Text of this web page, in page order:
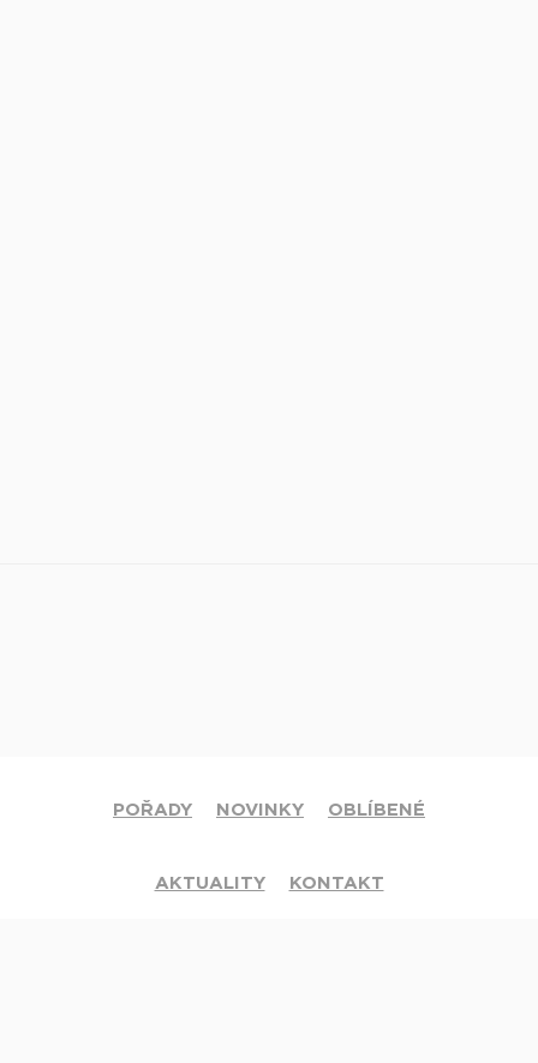
POŘADY NOVINKY OBLÍBENÉ
AKTUALITY KONTAKT